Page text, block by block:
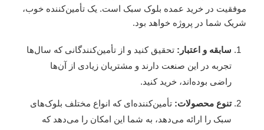
موفقیت در خرید عمده بلوک سبک است. یک تأمین‌کننده خوب،
شریک شما در پروژه خواهد بود.
سابقه و اعتبار: تحقیق کنید و از تأمین‌کنندگانی که سال‌ها
تجربه در این صنعت دارند و مشتریان زیادی از آن‌ها
راضی بوده‌اند، خرید کنید.
تنوع محصولات: تأمین‌کننده‌ای که انواع مختلف بلوک‌های
سبک را ارائه می‌دهد، به شما این امکان را می‌دهد که